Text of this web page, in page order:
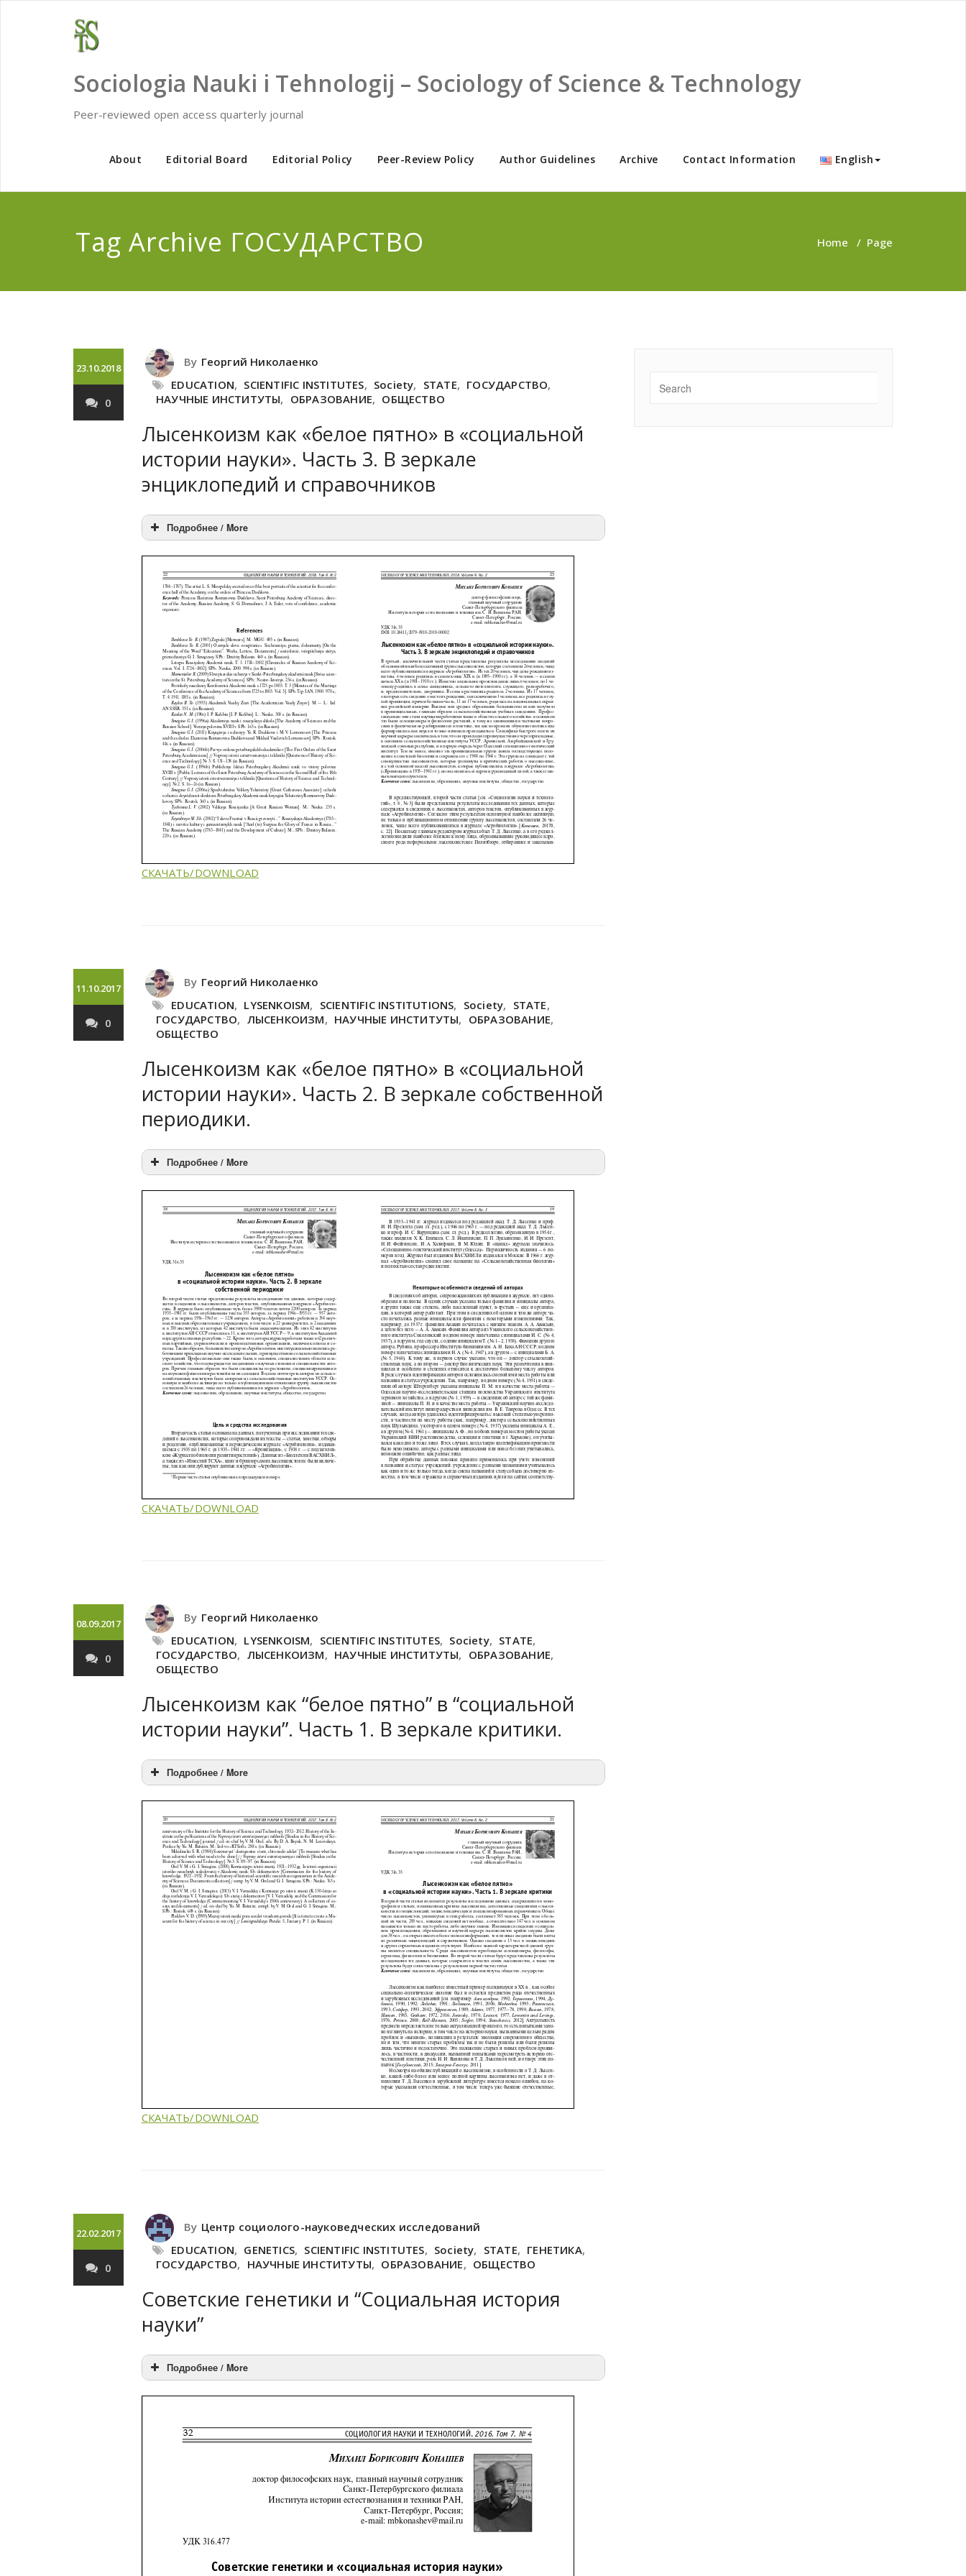
Sociologia Nauki i Tehnologij – Sociology of Science & Technology
Peer-reviewed open access quarterly journal
About Editorial Board Editorial Policy Peer-Review Policy Author Guidelines Archive Contact Information English
Tag Archive ГОСУДАРСТВО Home / Page
23.10.2018
0
By Георгий Николаенко
EDUCATION, SCIENTIFIC INSTITUTES, Society, STATE, ГОСУДАРСТВО,
НАУЧНЫЕ ИНСТИТУТЫ, ОБРАЗОВАНИЕ, ОБЩЕСТВО
Лысенкоизм как «белое пятно» в «социальной
истории науки». Часть 3. В зеркале
энциклопедий и справочников
Подробнее / More
СКАЧАТЬ/DOWNLOAD
11.10.2017
0
By Георгий Николаенко
EDUCATION, LYSENKOISM, SCIENTIFIC INSTITUTIONS, Society, STATE,
ГОСУДАРСТВО, ЛЫСЕНКОИЗМ, НАУЧНЫЕ ИНСТИТУТЫ, ОБРАЗОВАНИЕ,
ОБЩЕСТВО
Лысенкоизм как «белое пятно» в «социальной
истории науки». Часть 2. В зеркале собственной
периодики.
Подробнее / More
СКАЧАТЬ/DOWNLOAD
08.09.2017
0
By Георгий Николаенко
EDUCATION, LYSENKOISM, SCIENTIFIC INSTITUTES, Society, STATE,
ГОСУДАРСТВО, ЛЫСЕНКОИЗМ, НАУЧНЫЕ ИНСТИТУТЫ, ОБРАЗОВАНИЕ,
ОБЩЕСТВО
Лысенкоизм как “белое пятно” в “социальной
истории науки”. Часть 1. В зеркале критики.
Подробнее / More
СКАЧАТЬ/DOWNLOAD
22.02.2017
0
By Центр социолого-науковедческих исследований
EDUCATION, GENETICS, SCIENTIFIC INSTITUTES, Society, STATE, ГЕНЕТИКА,
ГОСУДАРСТВО, НАУЧНЫЕ ИНСТИТУТЫ, ОБРАЗОВАНИЕ, ОБЩЕСТВО
Советские генетики и “Социальная история
науки”
Подробнее / More